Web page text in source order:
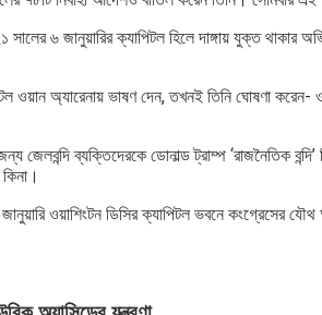
সালের ৬ জানুয়ারির ক্যাপিটল হিলে দাঙ্গায় যুক্ত
ওয়ান অ্যারেনায় ভাষণ দেন, তখনই তিনি ঘোষণা
জেলবন্দি ব্যক্তিদেরকে ডোনাল্ড ট্রাম্প ‘রাজনৈতিক
ওয়াশিংটন ডিসির ক্যাপিটল ভবনে কংগ্রেসের